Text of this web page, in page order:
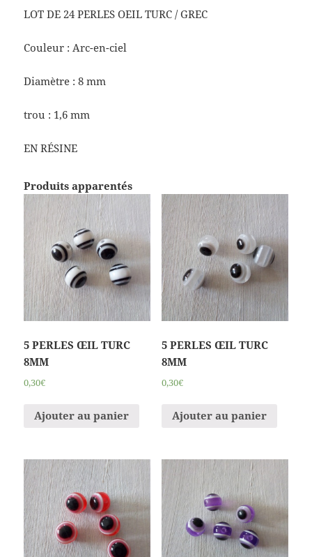
LOT DE 24 PERLES OEIL TURC / GREC
Couleur : Arc-en-ciel
Diamètre : 8 mm
trou : 1,6 mm
EN RÉSINE
Produits apparentés
5 PERLES ŒIL TURC
8MM
0,30€
Ajouter au panier
5 PERLES ŒIL TURC
8MM
0,30€
Ajouter au panier